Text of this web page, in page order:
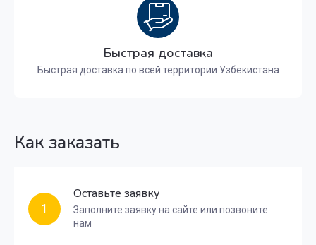
Быстрая доставка
Быстрая доставка по всей территории Узбекистана
Как заказать
1
Оставьте заявку
Заполните заявку на сайте или позвоните
нам